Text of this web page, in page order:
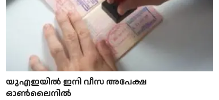
യുഎഇയിൽ ഇനി വീസ അപേക്ഷ
ഓൺലൈനിൽ